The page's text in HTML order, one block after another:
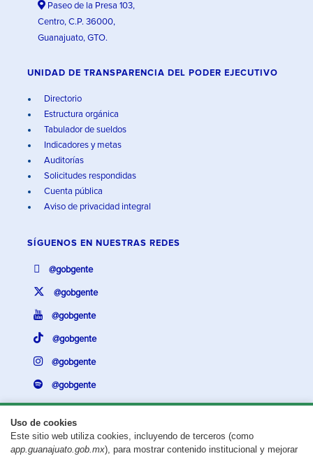
Uso de cookies
Este sitio web utiliza cookies, incluyendo de terceros (como
app.guanajuato.gob.mx), para mostrar contenido institucional y mejorar
Paseo de la Presa 103,
Centro, C.P. 36000,
Guanajuato, GTO.
UNIDAD DE TRANSPARENCIA DEL PODER EJECUTIVO
Directorio
Estructura orgánica
Tabulador de sueldos
Indicadores y metas
Auditorías
Solicitudes respondidas
Cuenta pública
Aviso de privacidad integral
SÍGUENOS EN NUESTRAS REDES
@gobgente
@gobgente
@gobgente
@gobgente
@gobgente
@gobgente
¿Existe algún problema con esta página?Repórtalo aquí.